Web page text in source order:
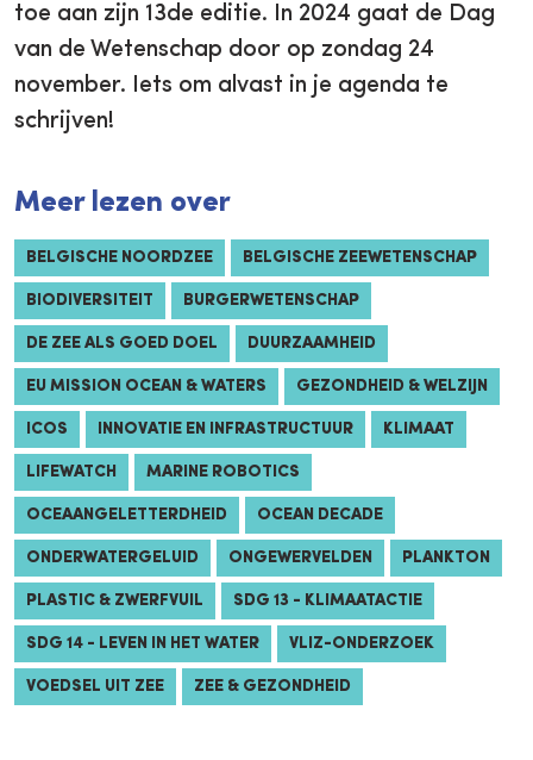
toe aan zijn 13de editie. In 2024 gaat de Dag
van de Wetenschap door op zondag 24
november. Iets om alvast in je agenda te
schrijven!
Meer lezen over
BELGISCHE NOORDZEE BELGISCHE ZEEWETENSCHAP
BIODIVERSITEIT BURGERWETENSCHAP
DE ZEE ALS GOED DOEL DUURZAAMHEID
EU MISSION OCEAN & WATERS GEZONDHEID & WELZIJN
ICOS INNOVATIE EN INFRASTRUCTUUR KLIMAAT
LIFEWATCH MARINE ROBOTICS
OCEAANGELETTERDHEID OCEAN DECADE
ONDERWATERGELUID ONGEWERVELDEN PLANKTON
PLASTIC & ZWERFVUIL SDG 13 - KLIMAATACTIE
SDG 14 - LEVEN IN HET WATER VLIZ-ONDERZOEK
VOEDSEL UIT ZEE ZEE & GEZONDHEID